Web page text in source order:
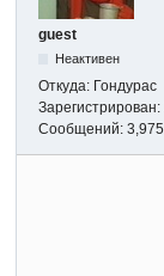
guest
Неактивен
Откуда: Гондурас
Зарегистрирован:
Сообщений:3,975